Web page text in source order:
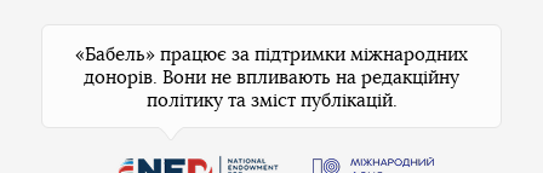
«Бабель» працює за підтримки міжнародних
донорів. Вони не впливають на редакційну
політику та зміст публікацій.